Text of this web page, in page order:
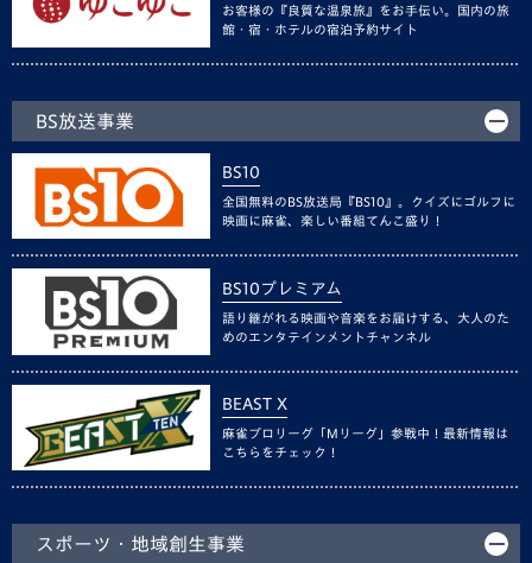
お客様の『良質な温泉旅』をお手伝い。国内の旅
館・宿・ホテルの宿泊予約サイト
BS放送事業
BS10
全国無料のBS放送局『BS10』。クイズにゴルフに
映画に麻雀、楽しい番組てんこ盛り！
BS10プレミアム
語り継がれる映画や音楽をお届けする、大人のた
めのエンタテインメントチャンネル
BEAST X
麻雀プロリーグ「Mリーグ」参戦中！最新情報は
こちらをチェック！
スポーツ・地域創生事業